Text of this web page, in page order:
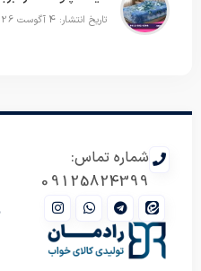
تاریخ انتشار: 4 آگوست 2026
شماره تماس:
09125824399